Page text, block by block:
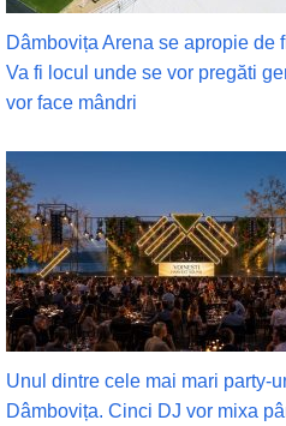
Dâmbovița Arena se apropie de
Va fi locul unde se vor pregăti
vor face mândri
Unul dintre cele mai mari party-
Dâmbovița. Cinci DJ vor mixa